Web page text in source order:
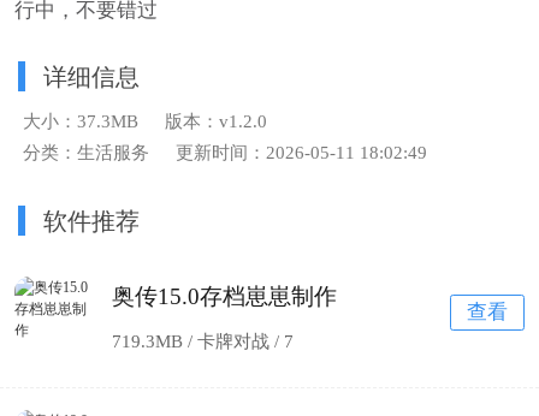
行中，不要错过
详细信息
大小：37.3MB
版本：v1.2.0
分类：生活服务
更新时间：2026-05-11 18:02:49
软件推荐
奥传15.0存档崽崽制作
719.3MB / 卡牌对战 / 7
查看